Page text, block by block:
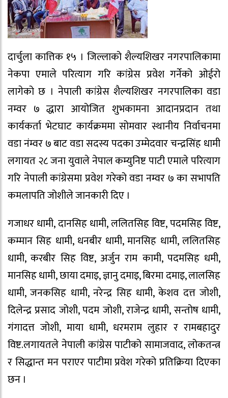
दार्चुला कात्तिक १५ । जिल्लाको शैल्यशिखर नगरपालिकामा
नेकपा एमाले परित्याग गरि कांग्रेस प्रवेश गर्नेको ओईरो
लागेको छ । नेपाली कांग्रेस शैल्यशिखर नगरपालिका वडा
नम्वर ७ द्धारा आयोजित शुभकामना आदानप्रदान तथा
कार्यकर्ता भेटघाट कार्यक्रममा सोमवार स्थानीय निर्वाचनमा
वडा नंम्वर ७ बाट वडा सदस्य पदका उम्मेदवार चन्द्रसिंह धामी
लगायत २८ जना युवाले नेपाल कम्युनिष्ट पाटी एमाले परित्याग
गरि नेपाली कांग्रेसमा प्रवेश गरेको वडा नम्वर ७ का सभापति
कमलापति जोशीले जानकारी दिए ।
गजाधर धामी, दानसिह धामी, ललितसिह विष्ट, पदमसिह विष्ट,
कम्मान सिह धामी, धनबीर धामी, मानसिह धामी, ललितसिह
धामी, करबीर सिह विष्ट, अर्जुन राम कामी, पदमसिह धमी,
मानसिह धामी, छाया दमाइ, ज्ञानु दमाइ, बिरमा दमाइ, लालसिह
धामी, जनकसिह धामी, नरेन्द्र सिह धामी, केशव दत्त जोशी,
दिलेन्द्र प्रसाद जोशी, पदम जोशी, राजेन्द्र धामी, सन्तोष धामी,
गंगादत्त जोशी, माया धामी, धरमराम लुहार र रामबहादुर
विष्ट.लगायतले नेपाली कांग्रेस पाटीको सामाजवाद, लोकतन्त्र
र सिद्धान्त मन पराएर पाटीमा प्रवेश गरेको प्रतिक्रिया दिएका
छन ।